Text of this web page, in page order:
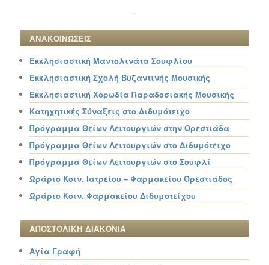
ΑΝΑΚΟΙΝΩΣΕΙΣ
Εκκλησιαστική Μαντολινάτα Σουφλίου
Εκκλησιαστική Σχολή Βυζαντινής Μουσικής
Εκκλησιαστική Χορωδία Παραδοσιακής Μουσικής
Κατηχητικές Σύναξεις στο Διδυμότειχο
Πρόγραμμα Θείων Λειτουργιών στην Ορεστιάδα
Πρόγραμμα Θείων Λειτουργιών στο Διδυμότειχο
Πρόγραμμα Θείων Λειτουργιών στο Σουφλί
Ωράριο Κοιν. Ιατρείου – Φαρμακείου Ορεστιάδος
Ωράριο Κοιν. Φαρμακείου Διδυμοτείχου
ΑΠΟΣΤΟΛΙΚΗ ΔΙΑΚΟΝΙΑ
Αγία Γραφή